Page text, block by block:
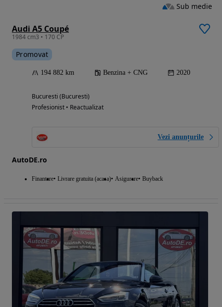
Audi A5 Coupé
1984 cm3 • 170 CP
Promovat
194 882 km Benzina + CNG 2020
Bucuresti (Bucuresti)
Profesionist • Reactualizat
Vezi anunțurile
AutoDE.ro
Finantare Livrare gratuita (acasa) Asigurare Buyback
Sub medie